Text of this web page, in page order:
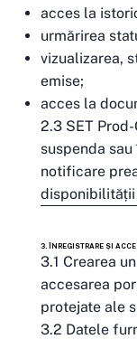
acces la
urmărirea
vizualizarea,
emise;
acces la
2.3 SET
suspenda
notificare
disponibilității
3. ÎNREGISTRARE ȘI
3.1 Crearea
accesarea
protejate ale
3.2 Datele